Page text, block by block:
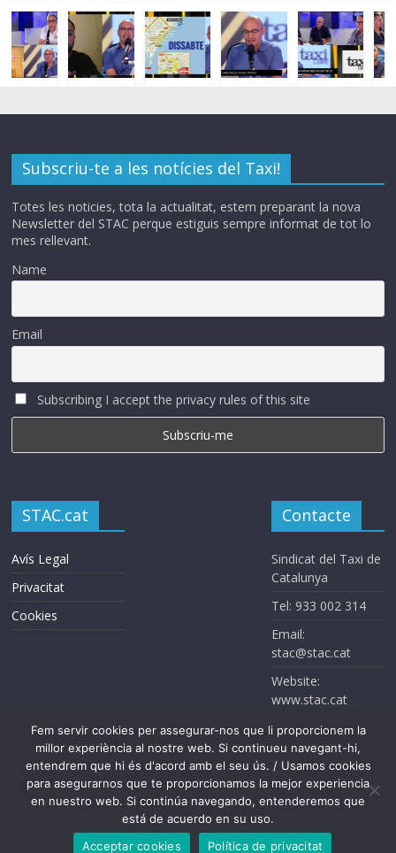
Subscriu-te a les notícies del Taxi!
Totes les noticies, tota la actualitat, estem preparant la nova
Newsletter del STAC perque estiguis sempre informat de tot lo
mes rellevant.
Name
Email
Subscribing I accept the privacy rules of this site
STAC.cat
Avís Legal
Privacitat
Cookies
Contacte
Sindicat del Taxi de
Catalunya
Tel: 933 002 314
Email:
stac@stac.cat
Website:
www.stac.cat
Sindicat del Taxi de Catalunya. Todos los derechos reservados
Fem servir cookies per assegurar-nos que li proporcionem la
millor experiència al nostre web. Si continueu navegant-hi,
entendrem que hi és d'acord amb el seu ús. / Usamos cookies
para asegurarnos que te proporcionamos la mejor experiencia
en nuestro web. Si continúa navegando, entenderemos que
está de acuerdo en su uso.
Acceptar cookies
Política de privacitat